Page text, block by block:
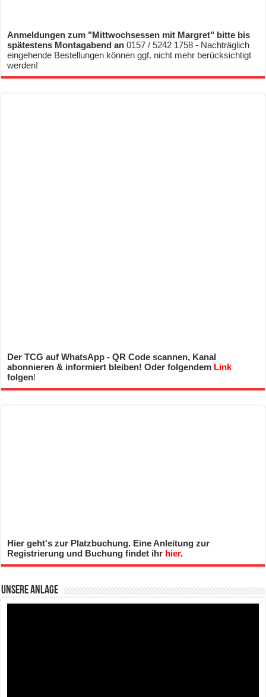
Anmeldungen zum "Mittwochsessen mit Margret" bitte bis
spätestens Montagabend an0157 / 5242 1758 - Nachträglich
eingehende Bestellungen können ggf. nicht mehr berücksichtigt
werden!
Der TCG auf WhatsApp - QR Code scannen, Kanal
abonnieren & informiert bleiben! Oder folgendem Link
folgen!
Hier geht's zur Platzbuchung. Eine Anleitung zur
Registrierung und Buchung findet ihr hier.
Unsere Anlage